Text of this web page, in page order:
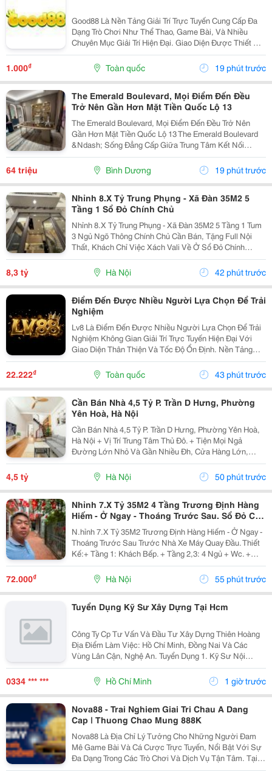
Good88 Là Nền Tảng Giải Trí Trực Tuyến Cung Cấp Đa
Dạng Trò Chơi Như Thể Thao, Game Bài, Và Nhiều
Chuyên Mục Giải Trí Hiện Đại. Giao Diện Được Thiết Kế
Trực Quan, Thân Thiện Với Người Dùng Trên Cả Điện
Thoại Và Máy Tính. Hệ Thống Bảo Mật Hiện Đại...
1.000₫ Toàn quốc 19 phút trước
The Emerald Boulevard, Mọi Điểm Đến Đều
Trở Nên Gần Hơn Mặt Tiền Quốc Lộ 13
The Emerald Boulevard, Mọi Điểm Đến Đều Trở Nên
Gần Hơn Mặt Tiền Quốc Lộ 13 The Emerald Boulevard
&Ndash; Sống Đẳng Cấp Giữa Trung Tâm Kết Nối
Tp.hcm Bạn Đang Tìm Một Căn Hộ Vừa Để Ở, Vừa Có
Tiềm Năng Đầu Tư Mạnh? The Emerald Boulevard
Chính Là...
64 triệu Bình Dương 19 phút trước
Nhỉnh 8.X Tỷ Trung Phụng - Xã Đàn 35M2 5
Tầng 1 Sổ Đỏ Chính Chủ
Nhỉnh 8.X Tỷ Trung Phụng - Xã Đàn 35M2 5 Tầng 1 Tum
3 Ngủ Ngõ Thông Chính Chủ Cần Bán, Tặng Full Nội
Thất, Khách Chỉ Việc Xách Vali Về Ở Sổ Đỏ Chính
Chủ(Nói Không Với Quy Hoạch) Mr Cường 0936161345
8,3 tỷ Hà Nội 42 phút trước
Điểm Đến Được Nhiều Người Lựa Chọn Để Trải
Nghiệm
Lv8 Là Điểm Đến Được Nhiều Người Lựa Chọn Để Trải
Nghiệm Không Gian Giải Trí Trực Tuyến Hiện Đại Với
Giao Diện Thân Thiện Và Tốc Độ Ổn Định. Nền Tảng
Cung Cấp Đa Dạng Trò Chơi, Cập Nhật Thường Xuyên,
Hỗ Trợ Trên Nhiều Thiết Bị Và Mang Đến Trải Nghiệm...
22.222₫ Toàn quốc 43 phút trước
Cần Bán Nhà 4,5 Tỷ P. Trần D Hưng, Phường
Yên Hoà, Hà Nội
Cần Bán Nhà 4,5 Tỷ P. Trần D Hưng, Phường Yên Hoà,
Hà Nội + Vị Trí Trung Tâm Thủ Đô. + Tiện Mọi Ngả
Đường Lớn Nhỏ Và Gần Nhiều Đh, Cửa Hàng Lớn,
V.v... + Diện Tích Gia Đình Sử Dụng Tất Được Là 95 M2.
+ Ô-Tô Vào Cửa, Nhà Có 2 Tầng. + Sổ Đỏ Chính...
4,5 tỷ Hà Nội 50 phút trước
Nhỉnh 7.X Tỷ 35M2 4 Tầng Trương Định Hàng
Hiếm - Ở Ngay - Thoáng Trước Sau. Sổ Đỏ Cất
Két
N.hỉnh 7.X Tỷ 35M2 Trương Định Hàng Hiếm - Ở Ngay -
Thoáng Trước Sau Trước Nhà Xe Máy Quay Đầu. Thiết
Kế:+ Tầng 1: Khách Bếp. + Tầng 2,3: 4 Ngủ + Wc. +
Tầng 4: Phòng Thờ Sân Phơi Rộng Rãi. + Gần Trường,
Gần Chợ + Giao Thông Thuận Tiện. Sổ Đỏ...
72.000₫ Hà Nội 55 phút trước
Tuyển Dụng Kỹ Sư Xây Dựng Tại Hcm
Công Ty Cp Tư Vấn Và Đầu Tư Xây Dựng Thiên Hoàng
Địa Điểm Làm Việc: Hồ Chí Minh, Đồng Nai Và Các
Vùng Lân Cận, Nghệ An. Tuyển Dụng 1. Kỹ Sư Nội
Nghiệp Công Trình Giao Thông, Cầu Đường : 06 2. Kỹ
Sư Hiện Trường Công Trình Giao Thông, Cầu...
0334 *** *** Hồ Chí Minh 1 giờ trước
Nova88 - Trai Nghiem Giai Tri Chau A Dang
Cap | Thuong Chao Mung 888K
Nova88 Là Địa Chỉ Lý Tưởng Cho Những Người Đam
Mê Game Bài Và Cá Cược Trực Tuyến, Nổi Bật Với Sự
Đa Dạng Trong Các Trò Chơi Và Dịch Vụ Tận Tâm. Tại
Nova88, Người Chơi Được Trải Nghiệm Những Sản